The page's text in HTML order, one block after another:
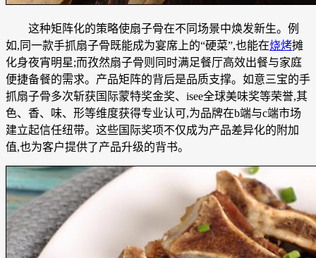
这种矩阵化的策略使扇子骨在不同场景中焕发新生。例
如,同一款手抓扇子骨既能成为宴席上的“硬菜”,也能在烧烤摊
化身夜宵明星;而孜然扇子骨则同时满足餐厅高效出餐与家庭
便捷备餐的需求。产品矩阵的背后是品质支撑。如意三宝的手
抓扇子骨多次斩获国际蒙特奖金奖、isee全球美味奖等荣誉,其
色、香、味、形等维度获得专业认可,为品牌在b端与c端市场
建立起信任纽带。这些国际奖项不仅成为产品差异化的附加
值,也为客户提供了产品升级的背书。